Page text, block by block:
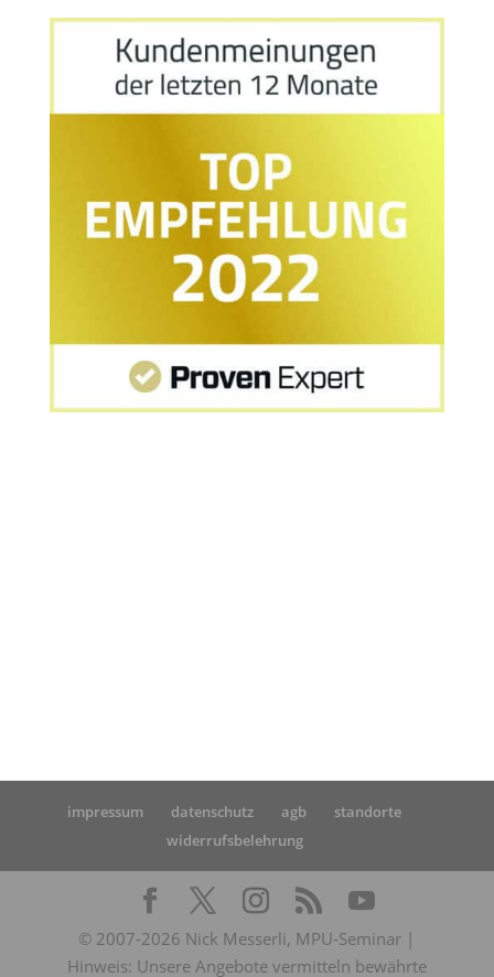
impressum datenschutz agb
standorte
widerrufsbelehrung
© 2007-2026 Nick Messerli, MPU-Seminar |
Hinweis: Unsere Angebote vermitteln bewährte